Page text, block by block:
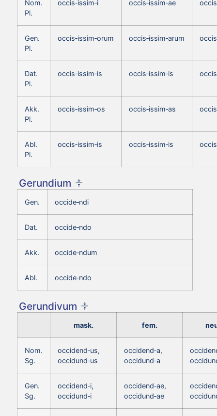
Nom.
Pl.
occis‑issim‑i occis‑issim‑ae
Gen.
Pl.
occis‑issim‑orum occis‑issim‑arum
Dat.
Pl.
occis‑issim‑is occis‑issim‑is
Akk.
Pl.
occis‑issim‑os occis‑issim‑as
Abl.
Pl.
occis‑issim‑is occis‑issim‑is
Gerundium
Gen. occide‑ndi
Dat. occide‑ndo
Akk. occide‑ndum
Abl. occide‑ndo
Gerundivum
mask. fem.
Nom.
Sg.
occidend‑us,
occidund‑us
occidend‑a,
occidund‑a
Gen.
Sg.
occidend‑i,
occidund‑i
occidend‑ae,
occidund‑ae